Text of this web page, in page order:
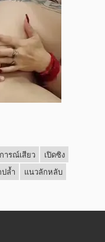
ารณ์เสียว
เปิดซิง
ล้ำ
แนวลักหลับ